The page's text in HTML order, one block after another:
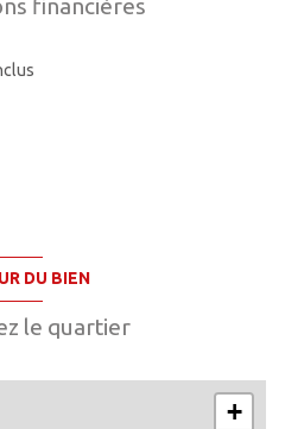
financières
DU BIEN
le quartier
+